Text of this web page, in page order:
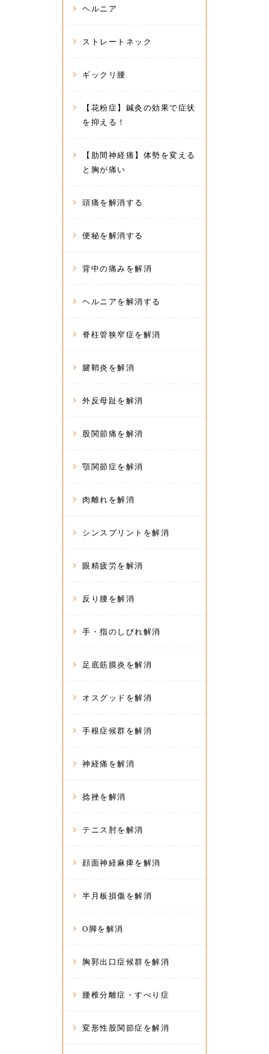
ヘルニア
ストレートネック
ギックリ腰
【花粉症】鍼灸の効果で症状
を抑える！
【肋間神経痛】体勢を変える
と胸が痛い
頭痛を解消する
便秘を解消する
背中の痛みを解消
ヘルニアを解消する
脊柱管狭窄症を解消
腱鞘炎を解消
外反母趾を解消
股関節痛を解消
顎関節症を解消
肉離れを解消
シンスプリントを解消
眼精疲労を解消
反り腰を解消
手・指のしびれ解消
足底筋膜炎を解消
オスグッドを解消
手根症候群を解消
神経痛を解消
捻挫を解消
テニス肘を解消
顔面神経麻痺を解消
半月板損傷を解消
O脚を解消
胸郭出口症候群を解消
腰椎分離症・すべり症
変形性股関節症を解消